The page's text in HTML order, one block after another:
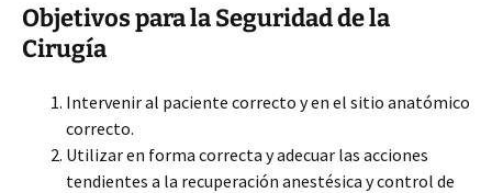
Objetivos para la Seguridad de la
Cirugía
Intervenir al paciente correcto y en el sitio anatómico
correcto.
Utilizar en forma correcta y adecuar las acciones
tendientes a la recuperación anestésica y control de